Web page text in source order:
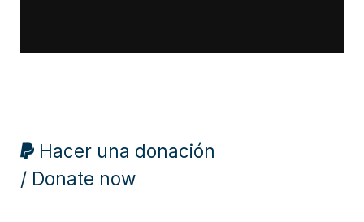
Hacer una donación
/ Donate now